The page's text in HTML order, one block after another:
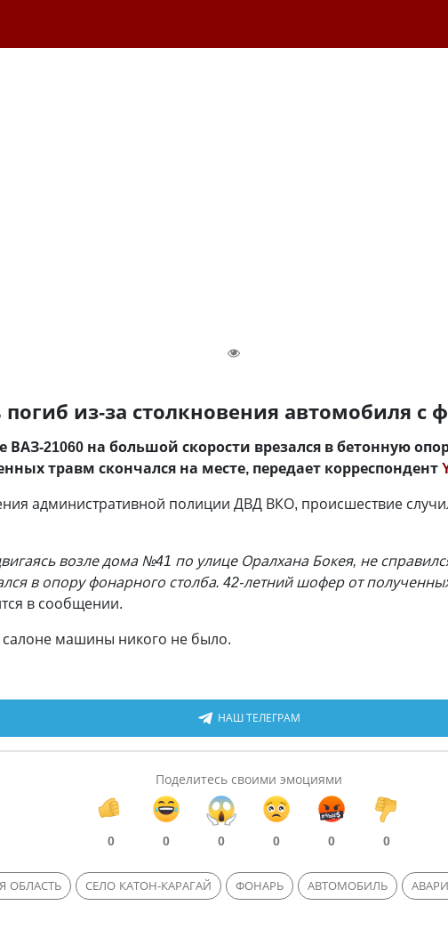
из-за столкновения автомобиля с
ВАЗ-21060 на большой скорости врезался в бетонную
травм скончался на месте, передает корреспондент
административной полиции ДВД ВКО, происшествие
возле дома №41 по улице Оралхана Бокея, не
в опору фонарного столба. 42-летний шофер от
в сообщении.
машины никого не было.
НАШ ТЕЛЕГРАМ
Поделитесь своими эмоциями
0 0 0 0 0 0
ОБЛАСТЬ СЕЛО КАТОН-КАРАГАЙ ФОНАРЬ АВТОМОБИЛЬ